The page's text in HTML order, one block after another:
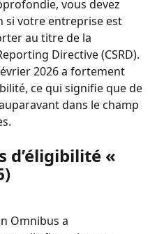
vous devez
si votre entreprise est
au titre de la
Directive (CSRD).
2026 a fortement
ce qui signifie que de
dans le champ
d’éligibilité «
Omnibus a